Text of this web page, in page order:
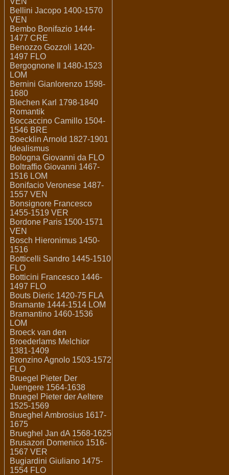
Bellini Jacopo 1400-1570
VEN
Bembo Bonifazio 1444-
1477 CRE
Benozzo Gozzoli 1420-
1497 FLO
Bergognone Il 1480-1523
LOM
Bernini Gianlorenzo 1598-
1680
Blechen Karl 1798-1840
Romantik
Boccaccino Camillo 1504-
1546 BRE
Boecklin Arnold 1827-1901
Idealismus
Bologna Giovanni da FLO
Boltraffio Giovanni 1467-
1516 LOM
Bonifacio Veronese 1487-
1557 VEN
Bonsignore Francesco
1455-1519 VER
Bordone Paris 1500-1571
VEN
Bosch Hieronimus 1450-
1516
Botticelli Sandro 1445-1510
FLO
Botticini Francesco 1446-
1497 FLO
Bouts Dieric 1420-75 FLA
Bramante 1444-1514 LOM
Bramantino 1460-1536
LOM
Broeck van den
Broederlams Melchior
1381-1409
Bronzino Agnolo 1503-1572
FLO
Bruegel Pieter Der
Juengere 1564-1638
Bruegel Pieter der Aeltere
1525-1569
Brueghel Ambrosius 1617-
1675
Brueghel Jan dA 1568-1625
Brusazori Domenico 1516-
1567 VER
Bugiardini Giuliano 1475-
1554 FLO